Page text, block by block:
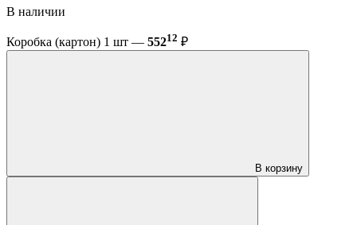
В наличии
Коробка (картон) 1 шт — 55212 ₽
В корзину